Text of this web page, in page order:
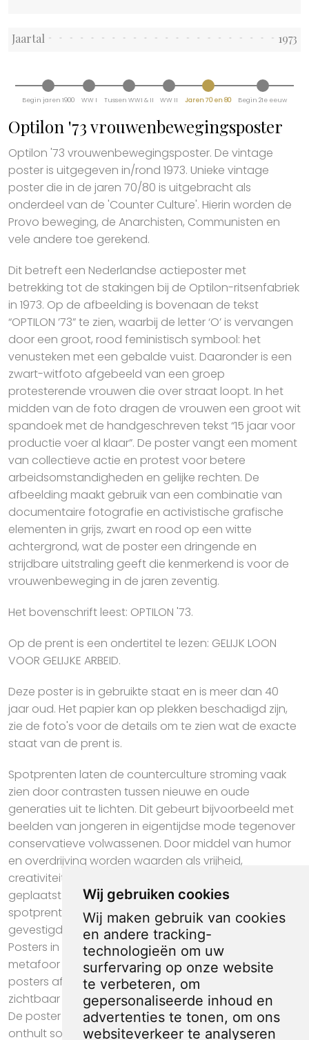
Wij gebruiken cookies
Wij maken gebruik van cookies
en andere tracking-
technologieën om uw
surfervaring op onze website
te verbeteren, om
gepersonaliseerde inhoud en
advertenties te tonen, om ons
websiteverkeer te analyseren
Jaartal 1973
Begin jaren 1900 WW I Tussen WWI & II WW II Jaren 70 en 80 Begin 21e eeuw
Optilon '73 vrouwenbewegingsposter
Optilon '73 vrouwenbewegingsposter. De vintage
poster is uitgegeven in/rond 1973. Unieke vintage
poster die in de jaren 70/80 is uitgebracht als
onderdeel van de 'Counter Culture'. Hierin worden de
Provo beweging, de Anarchisten, Communisten en
vele andere toe gerekend.
Dit betreft een Nederlandse actieposter met
betrekking tot de stakingen bij de Optilon-ritsenfabriek
in 1973. Op de afbeelding is bovenaan de tekst
“OPTILON ’73” te zien, waarbij de letter ‘O’ is vervangen
door een groot, rood feministisch symbool: het
venusteken met een gebalde vuist. Daaronder is een
zwart-witfoto afgebeeld van een groep
protesterende vrouwen die over straat loopt. In het
midden van de foto dragen de vrouwen een groot wit
spandoek met de handgeschreven tekst “15 jaar voor
productie voer al klaar”. De poster vangt een moment
van collectieve actie en protest voor betere
arbeidsomstandigheden en gelijke rechten. De
afbeelding maakt gebruik van een combinatie van
documentaire fotografie en activistische grafische
elementen in grijs, zwart en rood op een witte
achtergrond, wat de poster een dringende en
strijdbare uitstraling geeft die kenmerkend is voor de
vrouwenbeweging in de jaren zeventig.
Het bovenschrift leest: OPTILON '73.
Op de prent is een ondertitel te lezen: GELIJK LOON
VOOR GELIJKE ARBEID.
Deze poster is in gebruikte staat en is meer dan 40
jaar oud. Het papier kan op plekken beschadigd zijn,
zie de foto's voor de details om te zien wat de exacte
staat van de prent is.
Spotprenten laten de counterculture stroming vaak
zien door contrasten tussen nieuwe en oude
generaties uit te lichten. Dit gebeurt bijvoorbeeld met
beelden van jongeren in eigentijdse mode tegenover
conservatieve volwassenen. Door middel van humor
en overdrijving worden waarden als vrijheid,
creativiteit en protest visueel op de voorgrond
geplaatst. Op deze manier weerspiegelen
spotprenten de voortdurende frictie tussen
gevestigde normen en vernieuwende bewegingen.
Posters in spotprenten dienen regelmatig als
metafoor voor propaganda of publieke opinie. Door
posters af te beelden in karikaturen, maken tekenaars
zichtbaar hoe meningen en ideeën worden verspreid.
De poster trekt de aandacht binnen de prent en
onthult soms de ware aard van het onderwerp.